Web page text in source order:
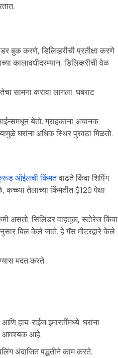
बुक करणे, डिलिव्हरीची प्रतीक्षा करणे
कालावधीदरम्यान, डिलिव्हरीची वेळ
सामना करावा लागला. घबराट
येतो. ग्राहकांना अचानक
घरांना अधिक स्थिर पुरवठा मिळतो.
ऑईलची किंमतवाढते किंवा शिपिंग
तेलाच्या किंमतीत $120 पेक्षा
असतो. सिलिंडर वाहतूक, स्टोरेज किंवा
बिल केले जाते. हे गॅस मीटरद्वारे केले
मदत करते.
हाय-राईज इमारतींमध्ये. घरांना
आवश्यक आहे.
अंदाजित पद्धतीने काम करते.